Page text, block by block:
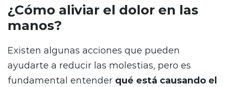
¿Cómo aliviar el dolor en las
manos?
Existen algunas acciones que pueden
ayudarte a reducir las molestias, pero es
fundamental entender qué está causando el